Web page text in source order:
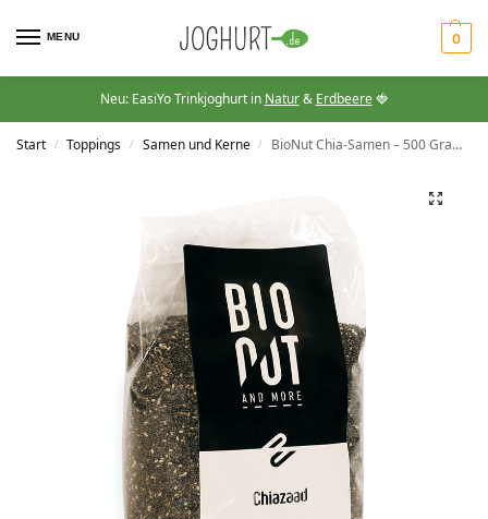
MENU 0
Neu: EasiYo Trinkjoghurt in Natur& Erdbeere🍓
Start / Toppings / Samen und Kerne / BioNut Chia-Samen – 500 Gramm